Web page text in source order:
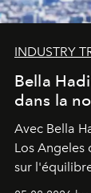
INDUSTRY
Bella
dans la
Avec Bella
Los
sur